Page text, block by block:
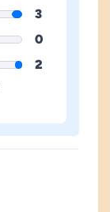
3
0
2